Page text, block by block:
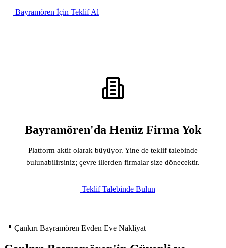
Bayramören İçin Teklif Al
Bayramören'da Henüz Firma Yok
Platform aktif olarak büyüyor. Yine de teklif talebinde
bulunabilirsiniz; çevre illerden firmalar size dönecektir.
Teklif Talebinde Bulun
📍 Çankırı Bayramören Evden Eve Nakliyat